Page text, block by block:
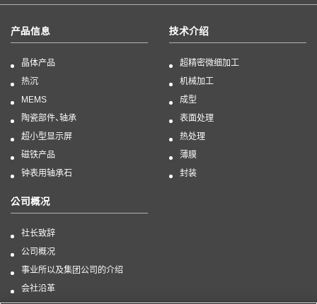
产品信息
晶体产品
热沉
MEMS
陶瓷部件、轴承
超小型显示屏
磁铁产品
钟表用轴承石
技术介绍
超精密微细加工
机械加工
成型
表面处理
热处理
薄膜
封装
公司概况
社长致辞
公司概况
事业所以及集团公司的介绍
会社沿革